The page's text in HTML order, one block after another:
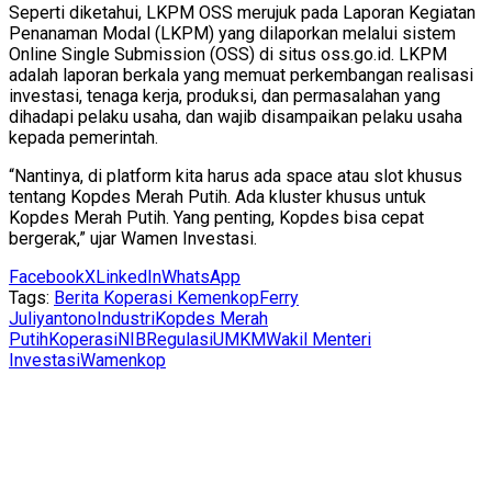
Seperti diketahui, LKPM OSS merujuk pada Laporan Kegiatan
Penanaman Modal (LKPM) yang dilaporkan melalui sistem
Online Single Submission (OSS) di situs oss.go.id. LKPM
adalah laporan berkala yang memuat perkembangan realisasi
investasi, tenaga kerja, produksi, dan permasalahan yang
dihadapi pelaku usaha, dan wajib disampaikan pelaku usaha
kepada pemerintah.
“Nantinya, di platform kita harus ada space atau slot khusus
tentang Kopdes Merah Putih. Ada kluster khusus untuk
Kopdes Merah Putih. Yang penting, Kopdes bisa cepat
bergerak,” ujar Wamen Investasi.
FacebookXLinkedInWhatsApp
Tags: Berita Koperasi KemenkopFerry
JuliyantonoIndustriKopdes Merah
PutihKoperasiNIBRegulasiUMKMWakil Menteri
InvestasiWamenkop